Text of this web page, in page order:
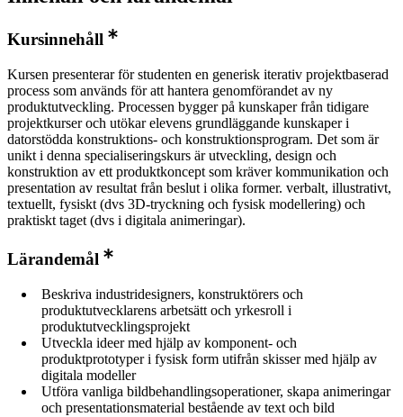
Kursinnehåll
Kursen presenterar för studenten en generisk iterativ projektbaserad
process som används för att hantera genomförandet av ny
produktutveckling. Processen bygger på kunskaper från tidigare
projektkurser och utökar elevens grundläggande kunskaper i
datorstödda konstruktions- och konstruktionsprogram. Det som är
unikt i denna specialiseringskurs är utveckling, design och
konstruktion av ett produktkoncept som kräver kommunikation och
presentation av resultat från beslut i olika former. verbalt, illustrativt,
textuellt, fysiskt (dvs 3D-tryckning och fysisk modellering) och
praktiskt taget (dvs i digitala animeringar).
Lärandemål
Beskriva industridesigners, konstruktörers och
produktutvecklarens arbetsätt och yrkesroll i
produktutvecklingsprojekt
Utveckla ideer med hjälp av komponent- och
produktprototyper i fysisk form utifrån skisser med hjälp av
digitala modeller
Utföra vanliga bildbehandlingsoperationer, skapa animeringar
och presentationsmaterial bestående av text och bild